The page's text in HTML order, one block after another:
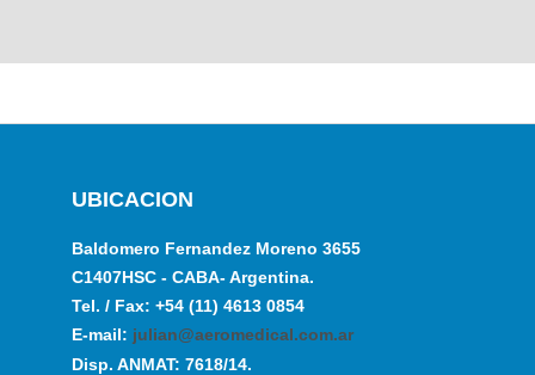
UBICACION
Baldomero Fernandez Moreno 3655
C1407HSC - CABA- Argentina.
Tel. / Fax: +54 (11) 4613 0854
E-mail: julian@aeromedical.com.ar
Disp. ANMAT: 7618/14.